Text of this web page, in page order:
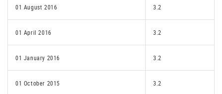
01 August 2016 3.2
01 April 2016 3.2
01 January 2016 3.2
01 October 2015 3.2